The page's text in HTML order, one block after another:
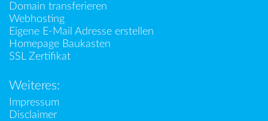
Domain transferieren
Webhosting
Eigene E-Mail Adresse erstellen
Homepage Baukasten
SSL Zertifikat
Weiteres:
Impressum
Disclaimer